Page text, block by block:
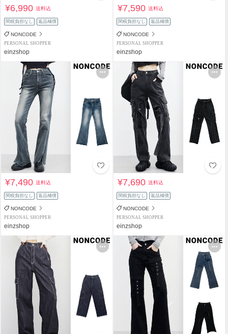
¥6,990送料込
関税負担なし 返品補償
NONCODE
PERSONAL SHOPPER
einzshop
¥7,590送料込
関税負担なし 返品補償
NONCODE
PERSONAL SHOPPER
einzshop
¥7,490送料込
関税負担なし 返品補償
NONCODE
PERSONAL SHOPPER
einzshop
¥7,690送料込
関税負担なし 返品補償
NONCODE
PERSONAL SHOPPER
einzshop